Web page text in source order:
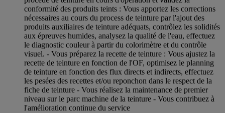
conformité des produits teints : Vous apportez les corrections
nécessaires au cours du process de teinture par l'ajout des
produits auxiliaires de teinture adéquats, contrôlez les solidités
aux épreuves humides, analysez la qualité de l'eau, effectuez
le diagnostic couleur à partir du colorimètre et du contrôle
visuel. - Vous préparez la recette de teinture : Vous ajustez la
recette de teinture en fonction de l'OF, optimisez le planning
de teinture en fonction des flux directs et indirects, effectuez
les pesées des recettes et/ou reponchon dans le respect de la
fiche de teinture - Vous réalisez la maintenance de premier
niveau sur le parc machine de la teinture - Vous contribuez à
l'amélioration continue du service